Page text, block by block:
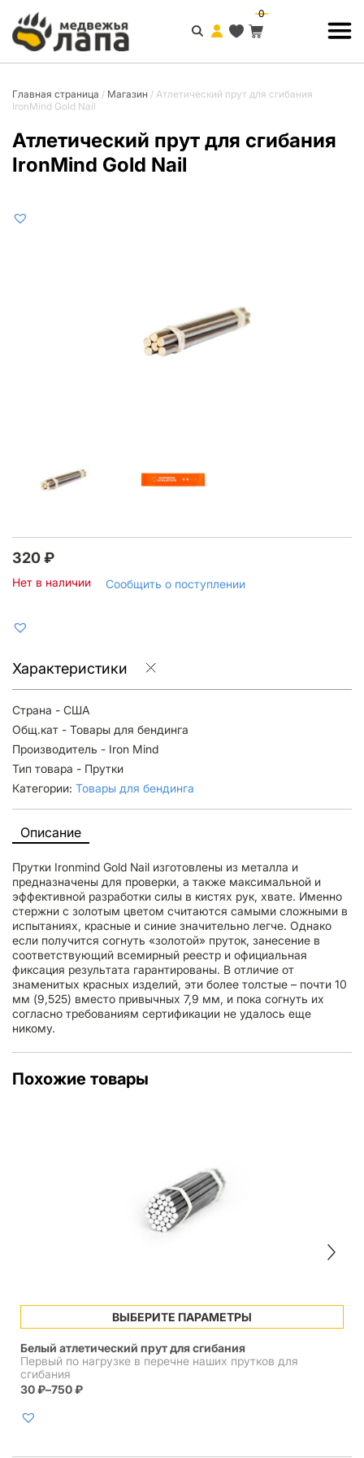
0
Главная страница / Магазин / Атлетический прут для сгибания
IronMind Gold Nail
Атлетический прут для сгибания
IronMind Gold Nail
Описание
Прутки Ironmind Gold Nail изготовлены из металла и
предназначены для проверки, а также максимальной и
эффективной разработки силы в кистях рук, хвате. Именно
стержни с золотым цветом считаются самыми сложными в
испытаниях, красные и синие значительно легче. Однако
если получится согнуть «золотой» пруток, занесение в
соответствующий всемирный реестр и официальная
фиксация результата гарантированы. В отличие от
знаменитых красных изделий, эти более толстые – почти 10
мм (9,525) вместо привычных 7,9 мм, и пока согнуть их
согласно требованиям сертификации не удалось еще
никому.
320₽
Нет в наличии Сообщить о поступлении
Характеристики
Страна - США
Общ.кат - Товары для бендинга
Производитель - Iron Mind
Тип товара - Прутки
Категории: Товары для бендинга
Похожие товары
ВЫБЕРИТЕ ПАРАМЕТРЫ
Этот
товар
несколько
вариаций.
Белый атлетический прут для сгибания
Первый по нагрузке в перечне наших прутков для
сгибания
30₽–750₽
Диапазон
цен:
30 ₽
750 ₽